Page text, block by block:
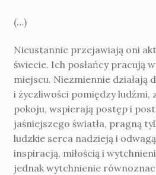
(…)
Nieustannie przejawiają oni
świecie. Ich posłańcy pracują
miejscu. Niezmiennie działają
i życzliwości pomiędzy ludźmi,
pokoju, wspierają postęp i
jaśniejszego światła, pragną
ludzkie serca nadzieją i
inspiracją, miłością i
jednak wytchnienie